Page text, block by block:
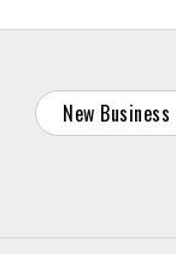
New